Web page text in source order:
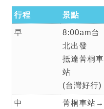
行程 景點
早
8:00am台
北出發
抵達菁桐車
站
(台灣好行)
中
菁桐車站→